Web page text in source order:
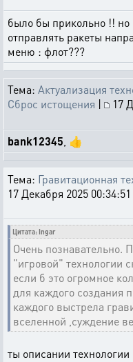
было бы прикольно !! но
отправлять ракеты
меню : флот???
Тема: Актуализация
Сброс истощения |
17
bank12345 , 👍
Тема: Гравитационная
17 Декабря 2025 00:34:51
Цитата: Ingar
Очень познавательно.
"игровой" технологии
если б это огромное
для каждого создания
каждого выстрела
вселенной ,суждение
ты описании